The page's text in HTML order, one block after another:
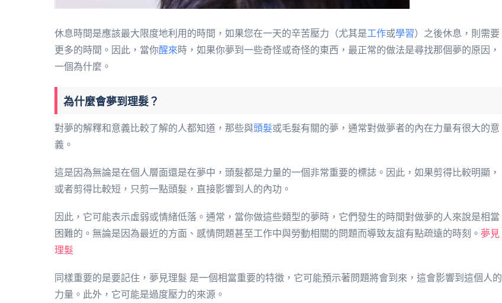
休息時間是應該最大限度地利用的時間，如果您在一天的辛苦壓力（尤其是工作或學習）之後休息，則需要
更多的時間。因此，當你醒來時，如果你夢到一些奇怪或奇怪的東西，最正常的做法是尋找那個夢的原因，
一個為什麼。
為什麼會夢到理髮？
對夢的解釋和意義比較了解的人都知道，那些與頭髮或毛髮有關的夢，通常對做夢者的內在力量有很大的意
義。
這是因為無論是在個人層面還是在夢中，頭髮都是力量的一個非常重要的標誌。因此，如果剪得比較明顯，
或者剪得比較短，只剪一點頭髮，直接影響到人的內功。
因此，它可能表示虛弱或情緒低落。通常，當你做這些類型的夢時，它們發生的時間對做夢的人來說是相當
困難的。無論是因為最近的方面、感情問題甚至工作中與勞動相關的問題而導致友誼有點疏遠的時刻。 夢見
理髮
同樣重要的是要記住，夢見理髮 是一個相當重要的特徵，它可能預示著問題將會到來，這會影響到這個人的
力量。此外，它可能是過度壓力的來源。